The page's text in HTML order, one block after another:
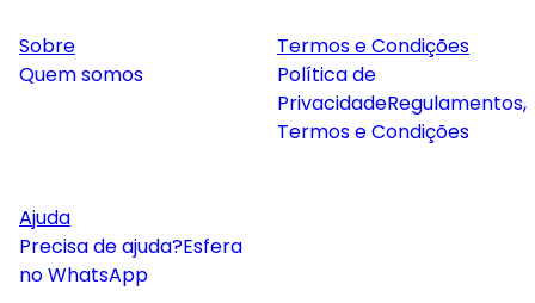
Sobre
Quem somos
Termos e Condições
Política de
PrivacidadeRegulamentos,
Termos e Condições
Ajuda
Precisa de ajuda?Esfera
no WhatsApp